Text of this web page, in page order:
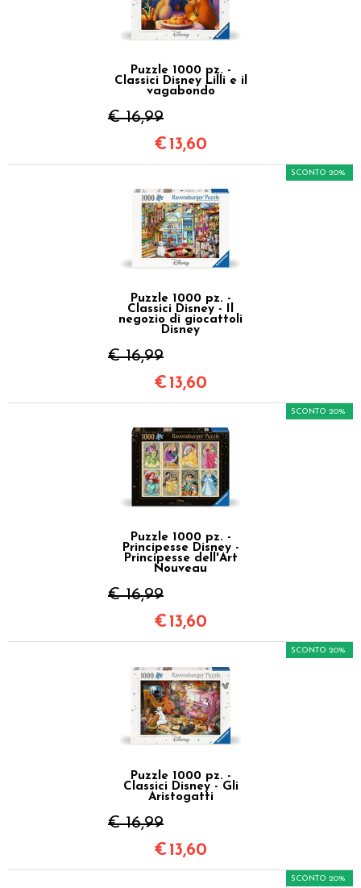
Puzzle 1000 pz. -
Classici Disney Lilli e il
vagabondo
€ 16,99
€ 13,60
Puzzle 1000 pz. -
Classici Disney - Il
negozio di giocattoli
Disney
€ 16,99
SCONTO 20%
€ 13,60
Puzzle 1000 pz. -
Principesse Disney -
Principesse dell'Art
Nouveau
€ 16,99
SCONTO 20%
€ 13,60
Puzzle 1000 pz. -
Classici Disney - Gli
Aristogatti
€ 16,99
SCONTO 20%
€ 13,60
SCONTO 20%